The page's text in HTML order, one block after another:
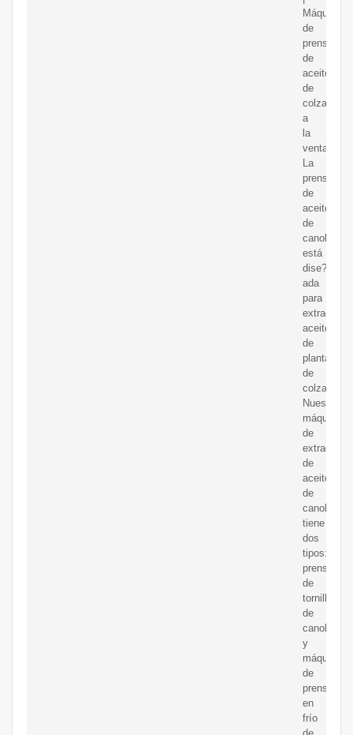
Máquina
de
prensa
de
aceite
de
colza
a
la
venta.
La
prensa
de
aceite
de
canola
está
dise?
ada
para
extraer
aceite
de
plantas
de
colza.
Nuestra
máquina
de
extracción
de
aceite
de
canola
tiene
dos
tipos:
prensa
de
tornillo
de
canola
y
máquina
de
prensado
en
frío